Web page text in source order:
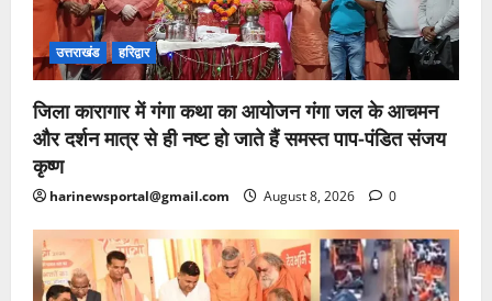
उत्तराखंड हरिद्वार
जिला कारागार में गंगा कथा का आयोजन गंगा जल के आचमन
और दर्शन मात्र से ही नष्ट हो जाते हैं समस्त पाप-पंडित संजय
कृष्ण
harinewsportal@gmail.com August 8, 2026 0